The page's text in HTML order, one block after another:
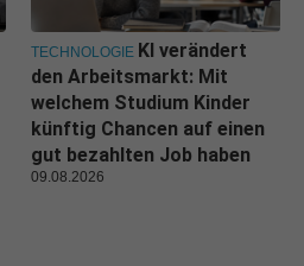
TECHNOLOGIE KI verändert
den Arbeitsmarkt: Mit
welchem Studium Kinder
künftig Chancen auf einen
gut bezahlten Job haben
09.08.2026